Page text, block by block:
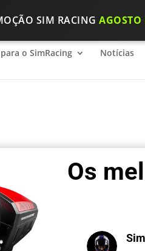
SIM RACINGAGOSTO
para o SimRacing 2026
o SimRacing Notícias
Os